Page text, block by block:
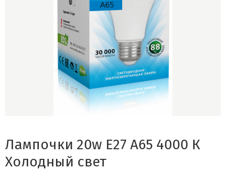
Лампочки 20w E27 A65 4000 К
Холодный свет